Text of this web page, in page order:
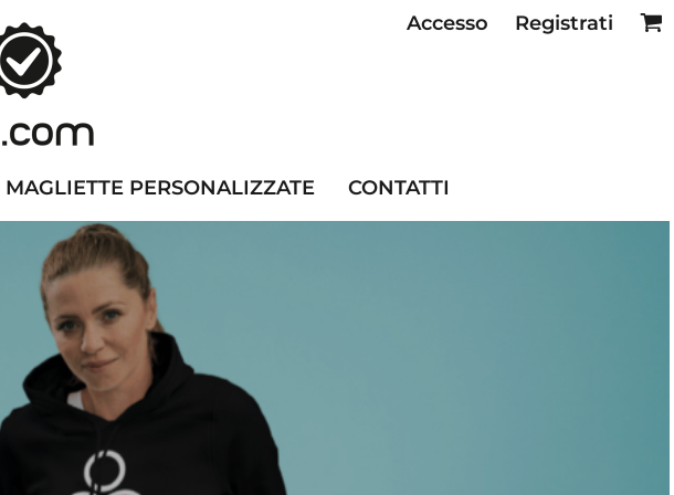
Accesso Registrati
MAGLIETTE PERSONALIZZATE CONTATTI
ALTA VISIBILITA'